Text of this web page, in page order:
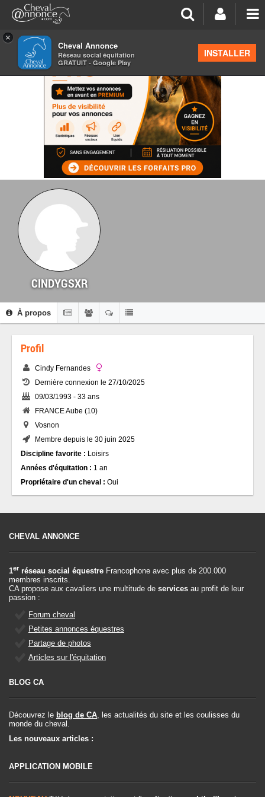
×
Cheval Annonce
Réseau social équitation
GRATUIT - Google Play
INSTALLER
CINDYGSXR
À propos
Profil
Cindy Fernandes
Dernière connexion le 27/10/2025
09/03/1993 - 33 ans
FRANCE Aube (10)
Vosnon
Membre depuis le 30 juin 2025
Discipline favorite : Loisirs
Années d'équitation : 1 an
Propriétaire d'un cheval : Oui
CHEVAL ANNONCE
1er réseau social équestre Francophone avec plus de 200.000
membres inscrits.
CA propose aux cavaliers une multitude de services au profit de leur
passion :
Forum cheval
Petites annonces équestres
Partage de photos
Articles sur l'équitation
BLOG CA
Découvrez le blog de CA, les actualités du site et les coulisses du
monde du cheval.
Les nouveaux articles :
APPLICATION MOBILE